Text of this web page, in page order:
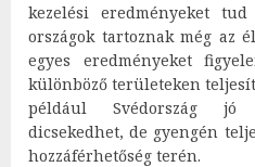
kezelési eredményeket
országok tartoznak még az
egyes eredményeket
különböző területeken
például Svédország jó
dicsekedhet, de gyengén
hozzáférhetőség terén.